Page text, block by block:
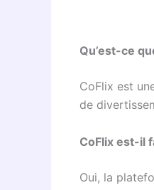
Qu’est-ce
CoFlix est
de
CoFlix est-il
Oui, la